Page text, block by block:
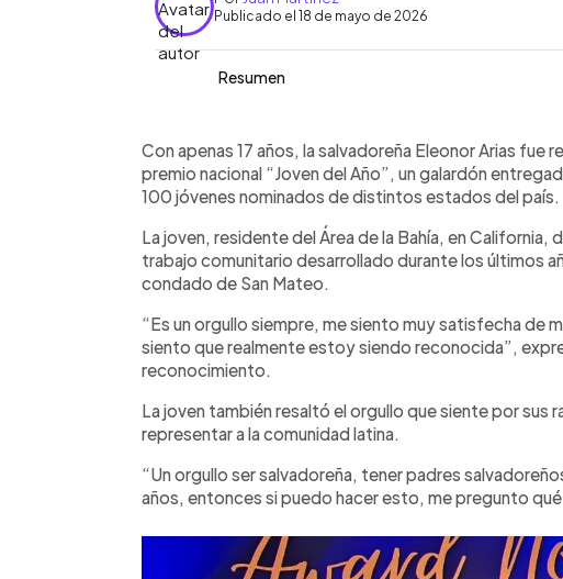
Publicado el 18 de mayo de 2026
Resumen
Escuchar artículo
Eleonor Arias, una joven salvadoreña de 17
Bahía, fue reconocida en Washington D.C. con
del Año” entre más de 100 nominados de
años en organizaciones juveniles del condado
recientemente fue nombrada “Joven Líder de
ceremonia también participó cantando, una de
que continuará apoyando actividades
su comunidad.
Con apenas 17 años, la salvadoreña Eleonor Arias fue
premio nacional “Joven del Año”, un galardón
100 jóvenes nominados de distintos estados del país.
La joven, residente del Área de la Bahía, en
trabajo comunitario desarrollado durante los últimos
condado de San Mateo.
“Es un orgullo siempre, me siento muy satisfecha de
siento que realmente estoy siendo reconocida”,
reconocimiento.
La joven también resaltó el orgullo que siente por sus
representar a la comunidad latina.
“Un orgullo ser salvadoreña, tener padres
años, entonces si puedo hacer esto, me pregunto qué